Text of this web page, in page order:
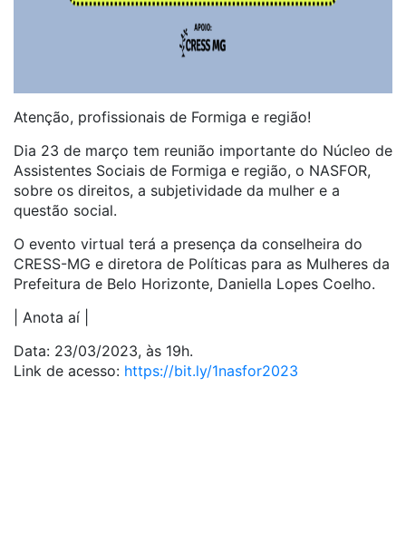
Atenção, profissionais de Formiga e região!
Dia 23 de março tem reunião importante do Núcleo de
Assistentes Sociais de Formiga e região, o NASFOR,
sobre os direitos, a subjetividade da mulher e a
questão social.
O evento virtual terá a presença da conselheira do
CRESS-MG e diretora de Políticas para as Mulheres da
Prefeitura de Belo Horizonte, Daniella Lopes Coelho.
| Anota aí |
Data: 23/03/2023, às 19h.
Link de acesso: https://bit.ly/1nasfor2023